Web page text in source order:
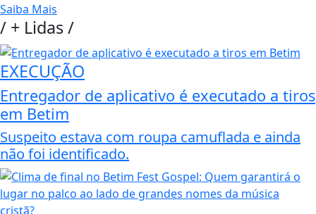
Saiba Mais
/ + Lidas/
EXECUÇÃO
Entregador de aplicativo é executado a tiros
em Betim
Suspeito estava com roupa camuflada e ainda
não foi identificado.